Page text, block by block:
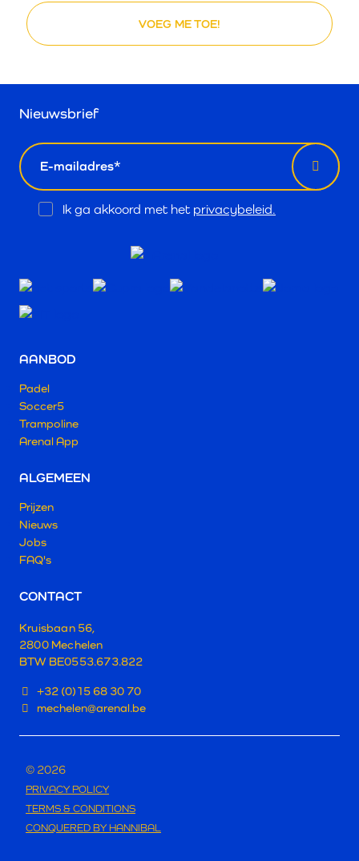
VOEG ME TOE!
Nieuwsbrief
email
Opt
Ik ga akkoord met het privacybeleid.
AANBOD
Padel
Soccer5
Trampoline
Arenal App
ALGEMEEN
Prijzen
Nieuws
Jobs
FAQ's
CONTACT
Kruisbaan 56,
2800 Mechelen
BTW BE0553.673.822
+32 (0)15 68 30 70
mechelen@arenal.be
© 2026
PRIVACY POLICY
TERMS & CONDITIONS
CONQUERED BY HANNIBAL